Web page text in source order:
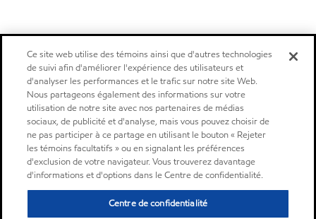
Ce site web utilise des témoins ainsi que d'autres technologies
de suivi afin d'améliorer l'expérience des utilisateurs et
d'analyser les performances et le trafic sur notre site Web.
Nous partageons également des informations sur votre
utilisation de notre site avec nos partenaires de médias
sociaux, de publicité et d'analyse, mais vous pouvez choisir de
ne pas participer à ce partage en utilisant le bouton « Rejeter
les témoins facultatifs » ou en signalant les préférences
d'exclusion de votre navigateur. Vous trouverez davantage
d'informations et d'options dans le Centre de confidentialité.
Centre de confidentialité